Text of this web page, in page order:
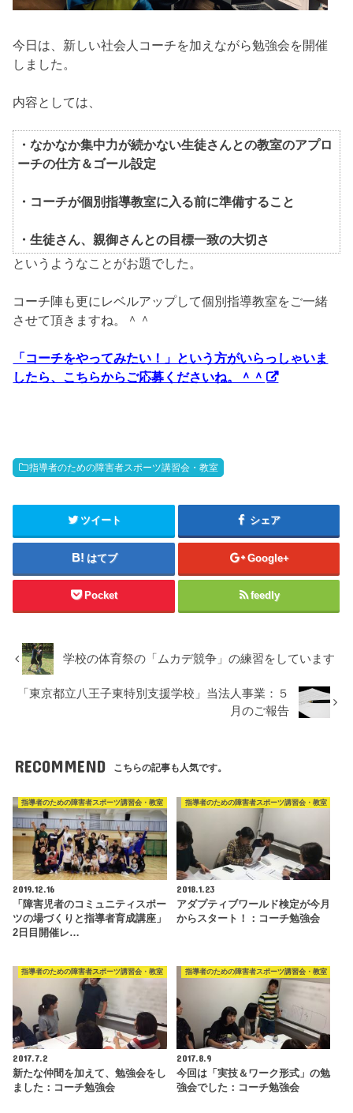
今日は、新しい社会人コーチを加えながら勉強会を開催
しました。
内容としては、
・なかなか集中力が続かない生徒さんとの教室のアプロ
ーチの仕方＆ゴール設定
・コーチが個別指導教室に入る前に準備すること
・生徒さん、親御さんとの目標一致の大切さ
というようなことがお題でした。
コーチ陣も更にレベルアップして個別指導教室をご一緒
させて頂きますね。＾＾
「コーチをやってみたい！」という方がいらっしゃいま
したら、こちらからご応募くださいね。＾＾
指導者のための障害者スポーツ講習会・教室
ツイート シェア
はてブ Google+
Pocket feedly
学校の体育祭の「ムカデ競争」の練習をしています
「東京都立八王子東特別支援学校」当法人事業：５
月のご報告
RECOMMEND こちらの記事も人気です。
指導者のための障害者スポーツ講習会・教室
2019.12.16
「障害児者のコミュニティスポー
ツの場づくりと指導者育成講座」
2日目開催レ…
指導者のための障害者スポーツ講習会・教室
2018.1.23
アダプティブワールド検定が今月
からスタート！：コーチ勉強会
指導者のための障害者スポーツ講習会・教室
2017.7.2
新たな仲間を加えて、勉強会をし
ました：コーチ勉強会
指導者のための障害者スポーツ講習会・教室
2017.8.9
今回は「実技＆ワーク形式」の勉
強会でした：コーチ勉強会